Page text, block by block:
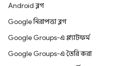
Android ব্লগ
Google নিরাপত্তা ব্লগ
Google Groups-এ প্ল্যাটফর্ম
Google Groups-এ তৈরি করা